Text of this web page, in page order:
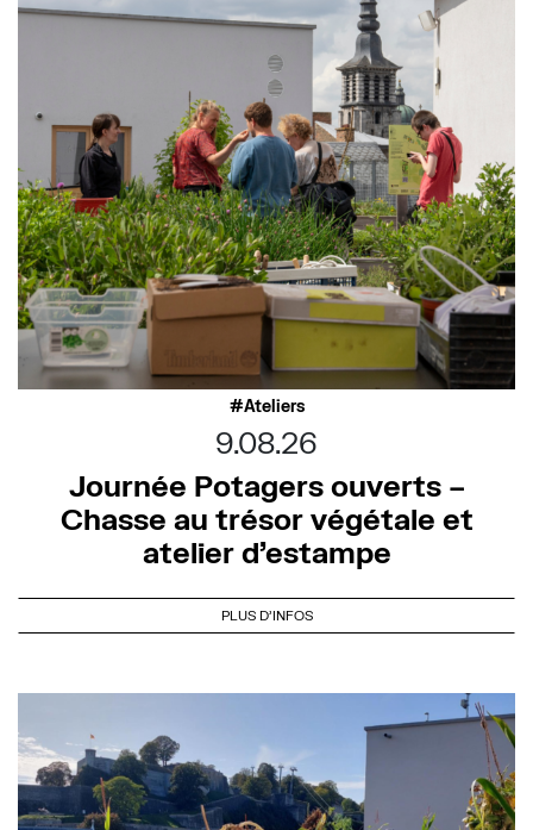
Ateliers
9.08.26
Journée Potagers ouverts –
Chasse au trésor végétale et
atelier d’estampe
PLUS D'INFOS